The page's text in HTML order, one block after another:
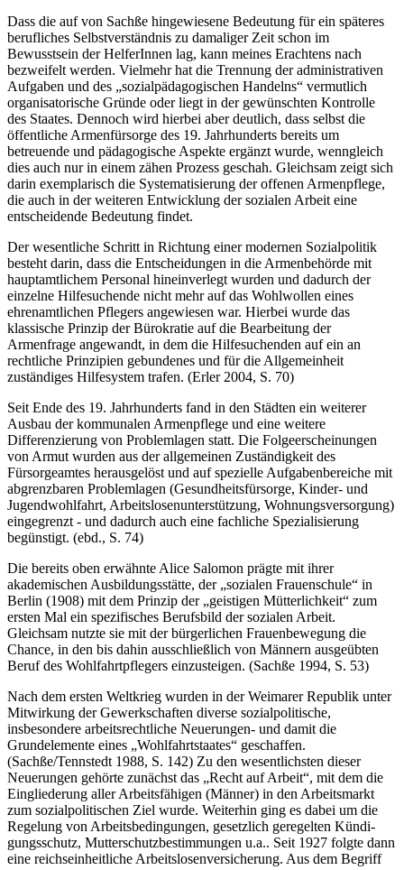
Tätigkeit als Vorbild diente.“ (Sachße 1986, S. 48)
Dass die auf von Sachße hingewiesene Bedeutung für ein späteres
beruf­liches Selbstverständnis zu damaliger Zeit schon im
Bewusstsein der HelferInnen lag, kann meines Erachtens nach
bezweifelt werden. Vielmehr hat die Trennung der administrativen
Aufgaben und des „sozialpädagogischen Handelns“ vermutlich
organisatorische Gründe oder liegt in der gewünschten Kontrolle
des Staates. Dennoch wird hierbei aber deutlich, dass selbst die
öffentliche Armenfürsorge des 19. Jahrhunderts bereits um
betreuende und pädagogische Aspekte ergänzt wurde, wenngleich
dies auch nur in einem zähen Prozess geschah. Gleichsam zeigt sich
darin exemplarisch die Systematisierung der offenen Armenpflege,
entscheidende Bedeutung findet.
Der wesentliche Schritt in Richtung einer modernen Sozialpolitik
besteht darin, dass die Entscheidungen in die Armenbehörde mit
hauptamtlichem Personal hineinverlegt wurden und dadurch der
einzelne Hilfesuchende nicht mehr auf das Wohlwollen eines
ehrenamtlichen Pflegers angewie­sen war. Hierbei wurde das
klassische Prinzip der Bürokratie auf die Bearbeitung der
Armenfrage angewandt, in dem die Hilfesuchenden auf ein an
zuständiges Hilfesystem trafen. (Erler 2004, S. 70)
Seit Ende des 19. Jahrhunderts fand in den Städten ein weiterer
Ausbau der kommunalen Armenpflege und eine weitere
Differenzierung von Problemlagen statt. Die Folgeerscheinungen
von Armut wurden aus der allgemeinen Zuständigkeit des
Fürsorgeamtes herausgelöst und auf spezielle Aufgabenbereiche mit
abgrenzbaren Problemlagen (Gesund­heitsfürsorge, Kinder- und
Jugendwohlfahrt, Arbeitslosenunterstützung, Wohnungsversorgung)
begünstigt. (ebd., S. 74)
Die bereits oben erwähnte Alice Salomon prägte mit ihrer
akademischen Ausbildungsstätte, der „sozialen Frauenschule“ in
Berlin (1908) mit dem Prinzip der „geistigen Mütterlichkeit“ zum
ersten Mal ein spezifisches Berufsbild der sozialen Arbeit.
Gleichsam nutzte sie mit der bürgerlichen Frauenbewegung die
Beruf des Wohlfahrtpflegers einzusteigen. (Sachße 1994, S. 53)
Nach dem ersten Weltkrieg wurden in der Weimarer Republik unter
Mitwirkung der Gewerkschaften diverse sozialpolitische,
insbesondere arbeitsrechtliche Neuerungen- und damit die
Grundelemente eines „Wohlfahrtstaates“ geschaffen.
(Sachße/Tennstedt 1988, S. 142) Zu den wesentlichsten dieser
Neuerungen gehörte zunächst das „Recht auf Arbeit“, mit dem die
Eingliederung aller Arbeitsfähigen (Männer) in den Arbeitsmarkt
zum sozialpolitischen Ziel wurde. Weiterhin ging es dabei um die
Regelung von Arbeitsbedingungen, gesetzlich geregelten Kündi­